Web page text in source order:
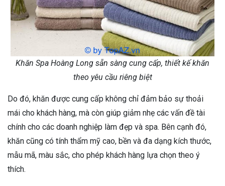
Khăn Spa Hoàng Long sẵn sàng cung cấp, thiết kế khăn
theo yêu cầu riêng biệt
Do đó, khăn được cung cấp không chỉ đảm bảo sự thoải
mái cho khách hàng, mà còn giúp giảm nhẹ các vấn đề tài
chính cho các doanh nghiệp làm đẹp và spa. Bên cạnh đó,
khăn cũng có tính thẩm mỹ cao, bền và đa dạng kích thước,
mẫu mã, màu sắc, cho phép khách hàng lựa chọn theo ý
thích.